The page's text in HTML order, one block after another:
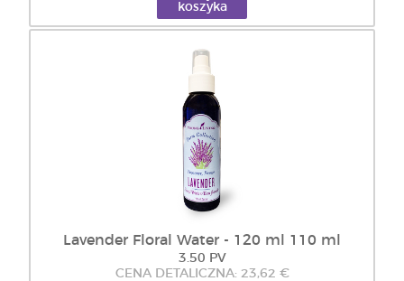
koszyka
Lavender Floral Water - 120 ml 110 ml
3.50 PV
CENA DETALICZNA: 23,62 €